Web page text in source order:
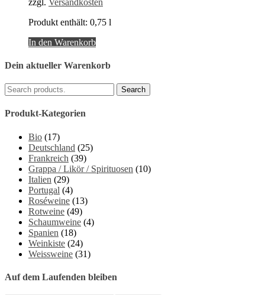
Produkt enthält: 0,75 l
In den Warenkorb
Dein aktueller Warenkorb
Produkt-Kategorien
Bio (17)
Deutschland (25)
Frankreich (39)
Grappa / Likör / Spirituosen (10)
Italien (29)
Portugal (4)
Roséweine (13)
Rotweine (49)
Schaumweine (4)
Spanien (18)
Weinkiste (24)
Weissweine (31)
Auf dem Laufenden bleiben